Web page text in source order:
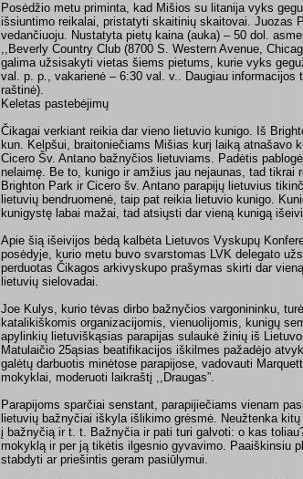
Posėdžio metu priminta, kad Mišios su litanija vyks
išsiuntimo reikalai, pristatyti skaitinių skaitovai. Juozas
vedančiuoju. Nustatyta pietų kaina (auka) – 50 dol.
,,Beverly Country Club (8700 S. Western Avenue,
galima užsisakyti vietas šiems pietums, kurie vyks
val. p. p., vakarienė – 6:30 val. v.. Daugiau
raštinė).
Keletas pastebėjimų
Čikagai verkiant reikia dar vieno lietuvio kunigo. Iš
kun. Kelpšui, braitoniečiams Mišias kurį laiką atnašavo
Cicero Šv. Antano bažnyčios lietuviams. Padėtis
nelaimę. Be to, kunigo ir amžius jau nejaunas, tad tikrai
Brighton Park ir Cicero šv. Antano parapijų lietuvius
lietuvių bendruomenė, taip pat reikia lietuvio kunigo.
kunigystę labai mažai, tad atsiųsti dar vieną kunigą
Apie šią išeivijos bėdą kalbėta Lietuvos Vyskupų
posėdyje, kurio metu buvo svarstomas LVK delegato
perduotas Čikagos arkivyskupo prašymas skirti dar
lietuvių sielovadai.
Joe Kulys, kurio tėvas dirbo bažnyčios vargonininku,
katalikiškomis organizacijomis, vienuolijomis, kunigų
apylinkių lietuviškąsias parapijas sulaukė žinių iš
Matulaičio 25ąsias beatifikacijos iškilmes pažadėjo
galėtų darbuotis minėtose parapijose, vadovauti
mokyklai, moderuoti laikraštį ,,Draugas”.
Parapijoms sparčiai senstant, parapijiečiams vienam
lietuvių bažnyčiai iškyla išlikimo grėsmė. Neužtenka
į bažnyčią ir t. t. Bažnyčia ir pati turi galvoti: o kas
mokyklą ir per ją tikėtis ilgesnio gyvavimo. Paaiškinsiu
stabdyti ar priešintis geram pasiūlymui.